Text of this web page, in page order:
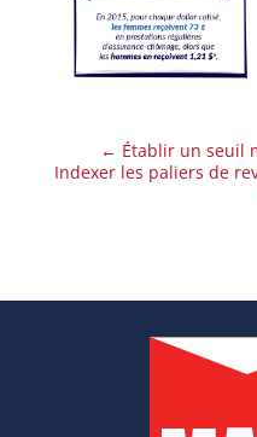
← Établir un seuil
Indexer les paliers de